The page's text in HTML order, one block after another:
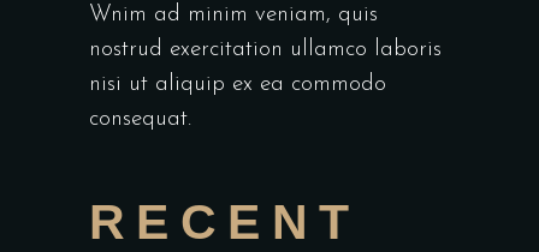
Wnim ad minim veniam, quis
nostrud exercitation ullamco laboris
nisi ut aliquip ex ea commodo
consequat.
RECENT